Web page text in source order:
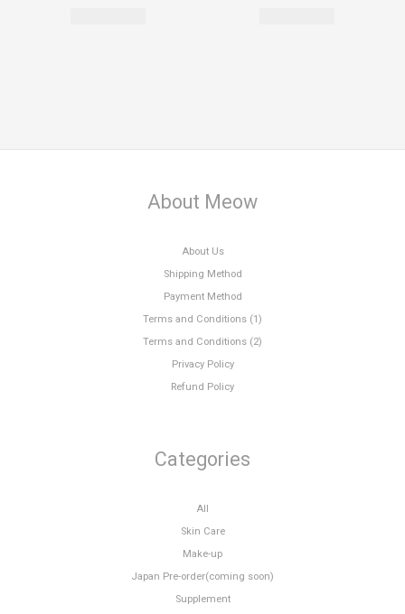
About Meow
About Us
Shipping Method
Payment Method
Terms and Conditions (1)
Terms and Conditions (2)
Privacy Policy
Refund Policy
Categories
All
Skin Care
Make-up
Japan Pre-order(coming soon)
Supplement